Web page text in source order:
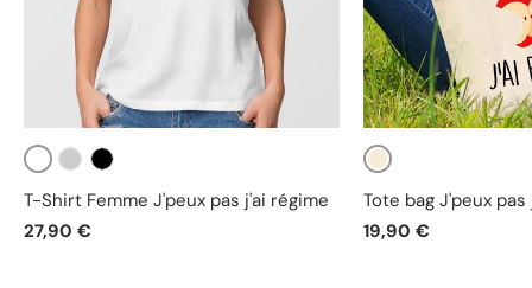
Blanc
T-Shirt Femme J'peux pas j'ai régime
27,90 €
Beige
Tote bag J'peux
19,90 €